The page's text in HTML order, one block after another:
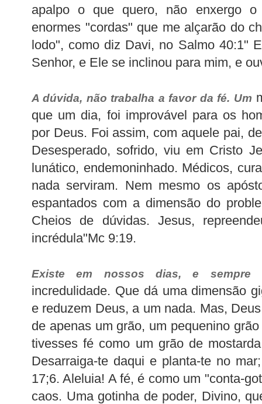
apalpo o que quero, não enxergo
enormes "cordas" que me alçarão do
lodo", como diz Davi, no Salmo 40:1"
Senhor, e Ele se inclinou para mim, e
A dúvida, não trabalha a favor da fé. Um
que um dia, foi improvável para os
por Deus. Foi assim, com aquele pai,
Desesperado, sofrido, viu em Cristo
lunático, endemoninhado. Médicos,
nada serviram. Nem mesmo os
espantados com a dimensão do
Cheios de dúvidas. Jesus,
incrédula"Mc 9:19.
Existe em nossos dias, e sempre
incredulidade. Que dá uma dimensão
e reduzem Deus, a um nada. Mas,
de apenas um grão, um pequenino
tivesses fé como um grão de
Desarraiga-te daqui e planta-te no
17;6. Aleluia! A fé, é como um "conta-
caos. Uma gotinha de poder, Divino,